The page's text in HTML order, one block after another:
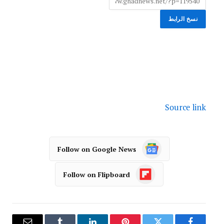
نسخ الرابط
Source link
Follow on Google News
Follow on Flipboard